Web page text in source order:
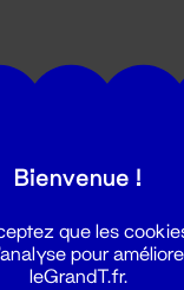
du
Bienvenue !
que les
pour
leGrandT.fr.